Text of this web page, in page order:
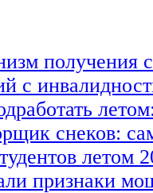
получения
с
снеков:
летом
признаки